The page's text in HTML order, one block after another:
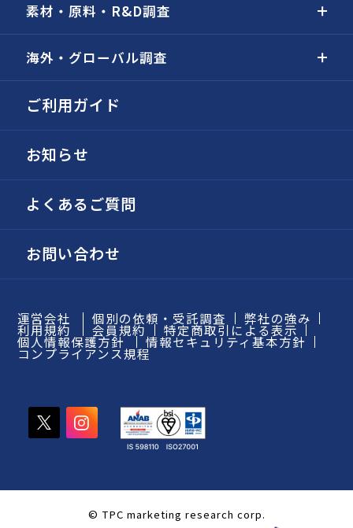
素材・原料・R&D調査
海外・グローバル調査
ご利用ガイド
お知らせ
よくあるご質問
お問い合わせ
運営会社 個別の依頼・受託調査 弊社の強み
利用規約 会員規約 特定商取引による表示
個人情報保護方針 情報セキュリティ基本方針
コンプライアンス規程
© TPC marketing research corp.